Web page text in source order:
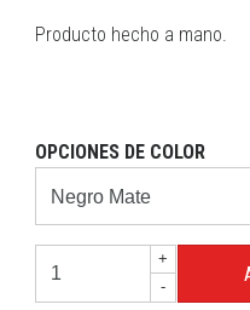
Producto hecho a mano.
OPCIONES DE COLOR
+
-